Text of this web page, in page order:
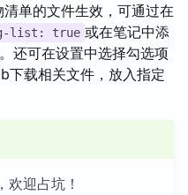
清单的文件生效，可通过在
list: true 或在笔记中添
还可在设置中选择勾选项
下载相关文件，放入指定
迎占坑！